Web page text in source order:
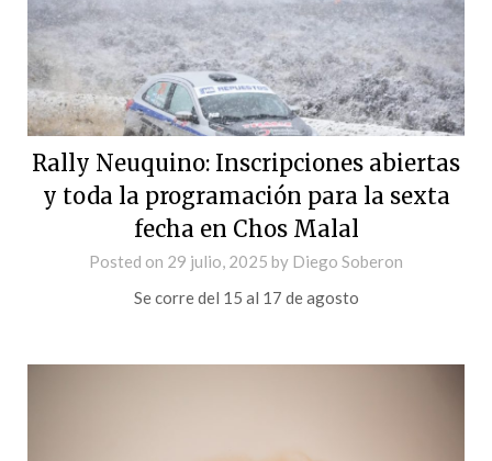
Rally Neuquino: Inscripciones abiertas
y toda la programación para la sexta
fecha en Chos Malal
Posted on 29 julio, 2025 by Diego Soberon
Se corre del 15 al 17 de agosto